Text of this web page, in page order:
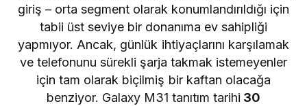
giriş – orta segment olarak konumlandırıldığı için
tabii üst seviye bir donanıma ev sahipliği
yapmıyor. Ancak, günlük ihtiyaçlarını karşılamak
ve telefonunu sürekli şarja takmak istemeyenler
için tam olarak biçilmiş bir kaftan olacağa
benziyor. Galaxy M31 tanıtım tarihi 30